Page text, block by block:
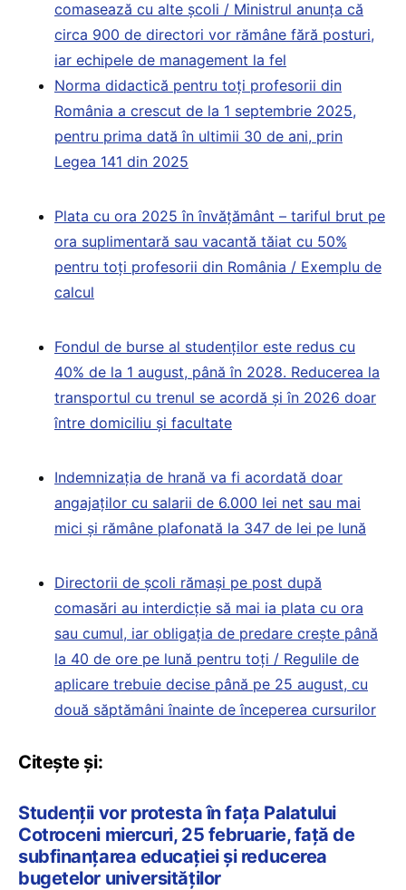
comasează cu alte școli / Ministrul anunța că
circa 900 de directori vor rămâne fără posturi,
iar echipele de management la fel
Norma didactică pentru toți profesorii din
România a crescut de la 1 septembrie 2025,
pentru prima dată în ultimii 30 de ani, prin
Legea 141 din 2025
Plata cu ora 2025 în învățământ – tariful brut pe
ora suplimentară sau vacantă tăiat cu 50%
pentru toți profesorii din România / Exemplu de
calcul
Fondul de burse al studenților este redus cu
40% de la 1 august, până în 2028. Reducerea la
transportul cu trenul se acordă și în 2026 doar
între domiciliu și facultate
Indemnizația de hrană va fi acordată doar
angajaților cu salarii de 6.000 lei net sau mai
mici și rămâne plafonată la 347 de lei pe lună
Directorii de școli rămași pe post după
comasări au interdicție să mai ia plata cu ora
sau cumul, iar obligația de predare crește până
la 40 de ore pe lună pentru toți / Regulile de
aplicare trebuie decise până pe 25 august, cu
două săptămâni înainte de începerea cursurilor
Citește și:
Studenții vor protesta în fața Palatului
Cotroceni miercuri, 25 februarie, față de
subfinanțarea educației și reducerea
bugetelor universităților